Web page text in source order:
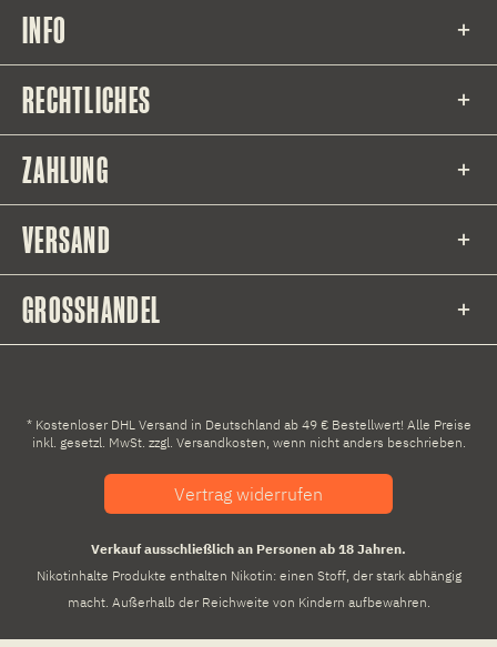
INFO
RECHTLICHES
ZAHLUNG
VERSAND
GROSSHANDEL
* Kostenloser DHL Versand in Deutschland ab 49 € Bestellwert! Alle Preise
inkl. gesetzl. MwSt. zzgl. Versandkosten, wenn nicht anders beschrieben.
Vertrag widerrufen
Verkauf ausschließlich an Personen ab 18 Jahren.
Nikotinhalte Produkte enthalten Nikotin: einen Stoff, der stark abhängig
macht. Außerhalb der Reichweite von Kindern aufbewahren.